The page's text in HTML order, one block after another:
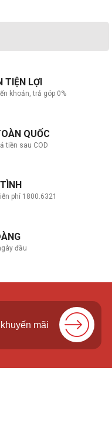
TIỆN LỢI
khoản, trả góp 0%
QUỐC
tiền sau COD
phí 1800.6321
đầu